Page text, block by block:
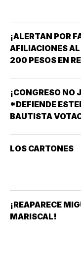
¡ALERTAN POR
AFILIACIONES
200 PESOS EN
¡CONGRESO NO
*DEFIENDE
BAUTISTA
LOS CARTONES
¡REAPARECE
MARISCAL!